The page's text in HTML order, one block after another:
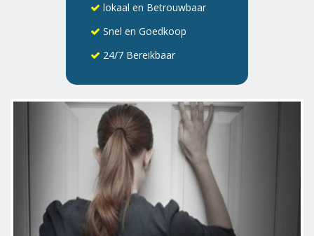
lokaal en Betrouwbaar
Snel en Goedkoop
24/7 Bereikbaar